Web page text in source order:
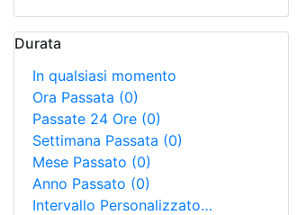
Durata
In qualsiasi momento
Ora Passata (0)
Passate 24 Ore (0)
Settimana Passata (0)
Mese Passato (0)
Anno Passato (0)
Intervallo Personalizzato…